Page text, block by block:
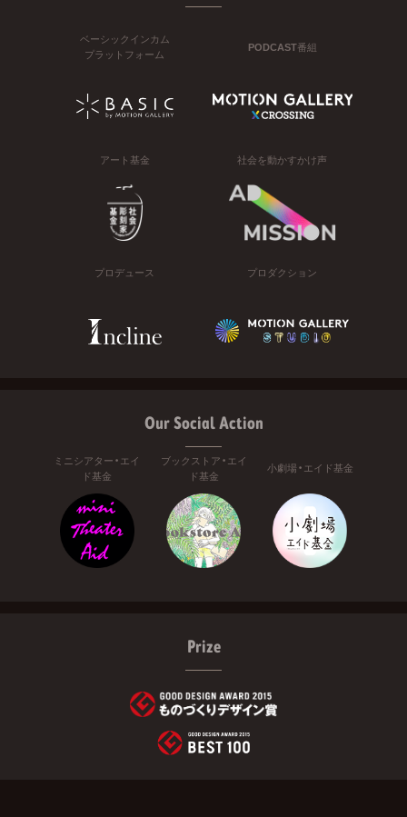
ベーシックインカム
プラットフォーム
PODCAST番組
アート基金 社会を動かすかけ声
プロデュース プロダクション
Our Social Action
ミニシアター・エイ
ド基金
ブックストア・エイ
ド基金
小劇場・エイド基金
Prize